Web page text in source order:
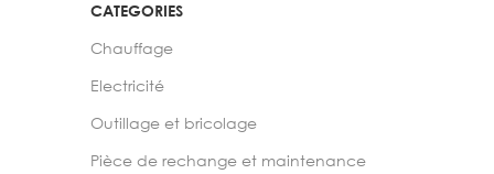
CATEGORIES
Chauffage
Electricité
Outillage et bricolage
Pièce de rechange et maintenance